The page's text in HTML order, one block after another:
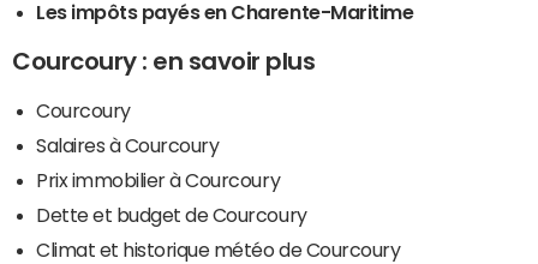
Les impôts payés en Charente-Maritime
Courcoury : en savoir plus
Courcoury
Salaires à Courcoury
Prix immobilier à Courcoury
Dette et budget de Courcoury
Climat et historique météo de Courcoury